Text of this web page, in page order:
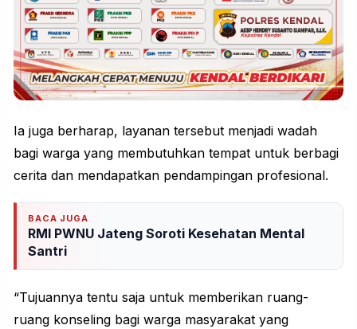
Ia juga berharap, layanan tersebut menjadi wadah
bagi warga yang membutuhkan tempat untuk berbagi
cerita dan mendapatkan pendampingan profesional.
BACA JUGA
RMI PWNU Jateng Soroti Kesehatan Mental
Santri
“Tujuannya tentu saja untuk memberikan ruang-
ruang konseling bagi warga masyarakat yang